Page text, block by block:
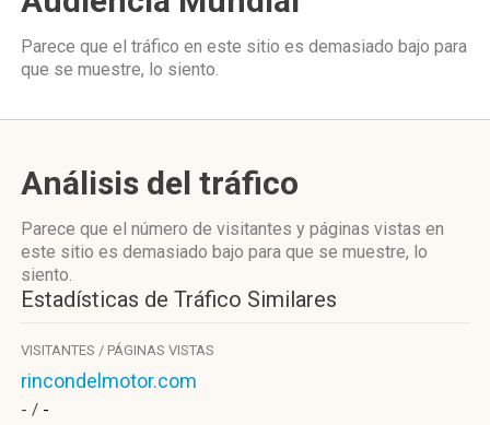
Parece que el tráfico en este sitio es demasiado bajo para
que se muestre, lo siento.
Análisis del tráfico
Parece que el número de visitantes y páginas vistas en
este sitio es demasiado bajo para que se muestre, lo
siento.
Estadísticas de Tráfico Similares
VISITANTES / PÁGINAS VISTAS
rincondelmotor.com
- / -